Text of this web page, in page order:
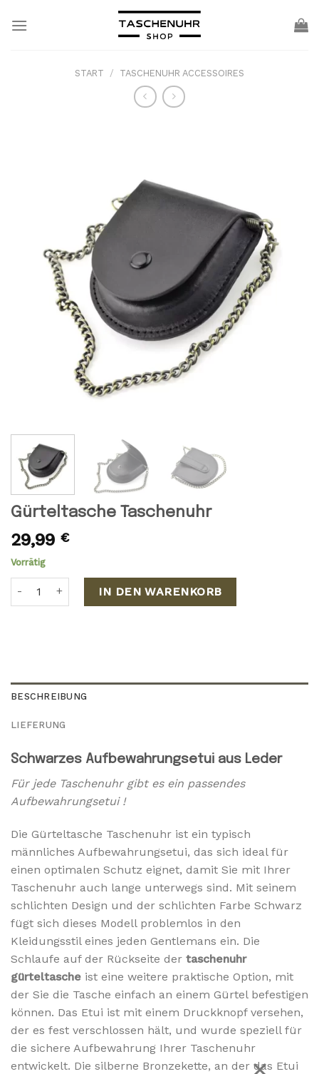
START / TASCHENUHR ACCESSOIRES
Gürteltasche Taschenuhr
29,99 €
Vorrätig
IN DEN WARENKORB
BESCHREIBUNG
LIEFERUNG
Schwarzes Aufbewahrungsetui aus Leder
Für jede Taschenuhr gibt es ein passendes
Aufbewahrungsetui !
Die Gürteltasche Taschenuhr ist ein typisch
männliches Aufbewahrungsetui, das sich ideal für
einen optimalen Schutz eignet, damit Sie mit Ihrer
Taschenuhr auch lange unterwegs sind. Mit seinem
schlichten Design und der schlichten Farbe Schwarz
fügt sich dieses Modell problemlos in den
Kleidungsstil eines jeden Gentlemans ein. Die
Schlaufe auf der Rückseite der taschenuhr
gürteltasche ist eine weitere praktische Option, mit
der Sie die Tasche einfach an einem Gürtel befestigen
können. Das Etui ist mit einem Druckknopf versehen,
der es fest verschlossen hält, und wurde speziell für
die sichere Aufbewahrung Ihrer Taschenuhr
entwickelt. Die silberne Bronzekette, an der das Etui